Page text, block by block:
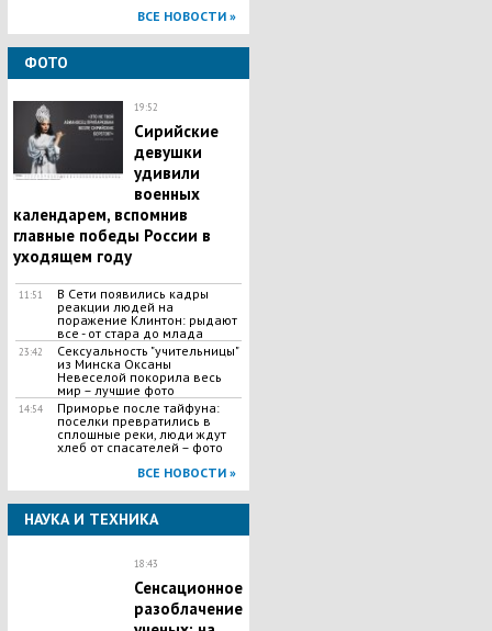
ВСЕ НОВОСТИ »
ФОТО
19:52
Сирийские
девушки
удивили
военных
календарем, вспомнив
главные победы России в
уходящем году
11:51
В Сети появились кадры
реакции людей на
поражение Клинтон: рыдают
все - от стара до млада
23:42
Сексуальность "учительницы"
из Минска Оксаны
Невеселой покорила весь
мир – лучшие фото
14:54
Приморье после тайфуна:
поселки превратились в
сплошные реки, люди ждут
хлеб от спасателей – фото
ВСЕ НОВОСТИ »
НАУКА И ТЕХНИКА
18:43
Сенсационное
разоблачение